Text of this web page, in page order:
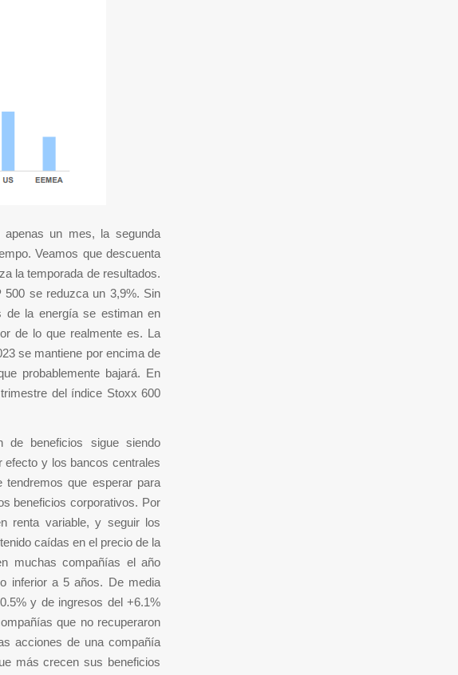
un mes, la segunda
Veamos que descuenta
la temporada de resultados.
500 se reduzca un 3,9%. Sin
de la energía se estiman en
de lo que realmente es. La
se mantiene por encima de
probablemente bajará. En
del índice Stoxx 600
de beneficios sigue siendo
efecto y los bancos centrales
que esperar para
beneficios corporativos. Por
renta variable, y seguir los
caídas en el precio de la
muchas compañías el año
inferior a 5 años. De media
y de ingresos del +6.1%
que no recuperaron
acciones de una compañía
más crecen sus beneficios